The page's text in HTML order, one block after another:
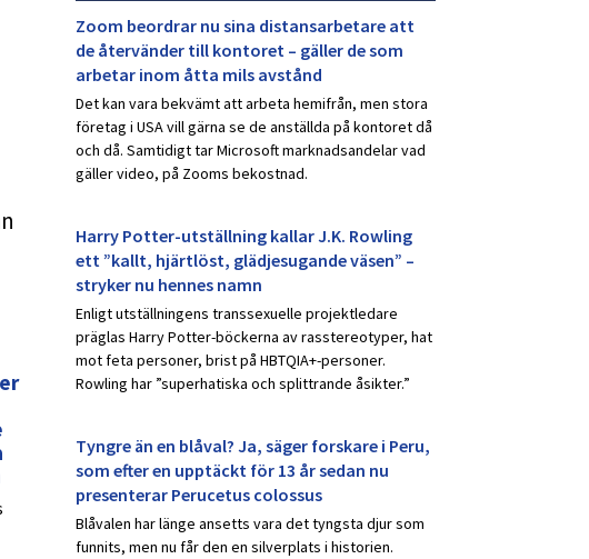
Zoom beordrar nu sina distansarbetare att
de återvänder till kontoret – gäller de som
arbetar inom åtta mils avstånd
Det kan vara bekvämt att arbeta hemifrån, men stora
företag i USA vill gärna se de anställda på kontoret då
och då. Samtidigt tar Microsoft marknadsandelar vad
gäller video, på Zooms bekostnad.
Harry Potter-utställning kallar J.K. Rowling
ett ”kallt, hjärtlöst, glädjesugande väsen” –
stryker nu hennes namn
Enligt utställningens transsexuelle projektledare
präglas Harry Potter-böckerna av rasstereotyper, hat
mot feta personer, brist på HBTQIA+-personer.
Rowling har ”superhatiska och splittrande åsikter.”
Tyngre än en blåval? Ja, säger forskare i Peru,
som efter en upptäckt för 13 år sedan nu
presenterar Perucetus colossus
Blåvalen har länge ansetts vara det tyngsta djur som
funnits, men nu får den en silverplats i historien.